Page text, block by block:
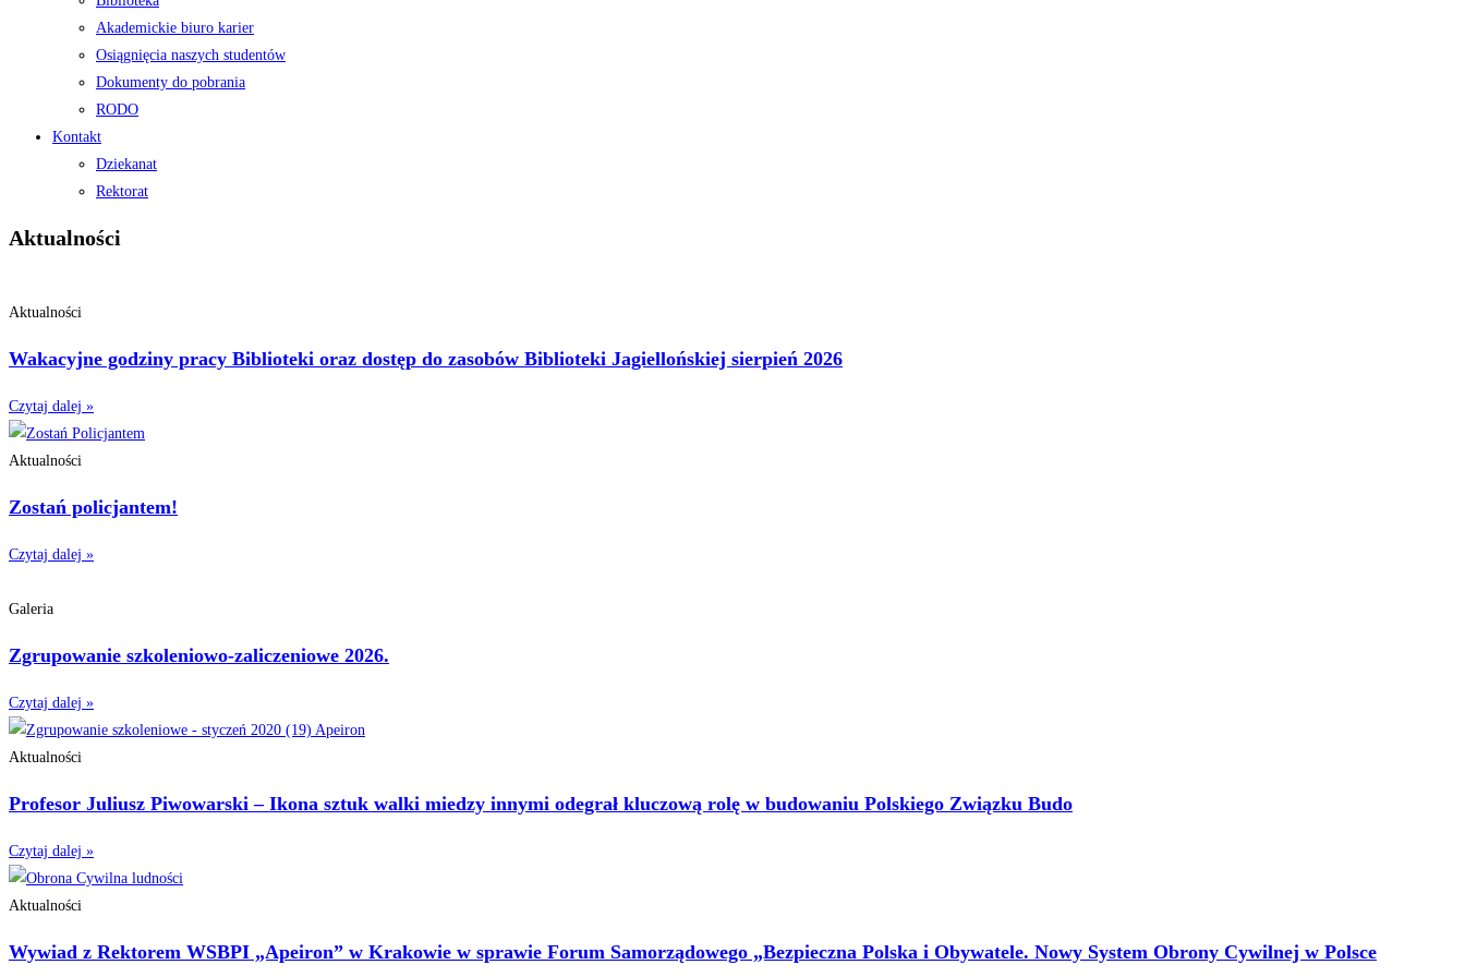
Akademickie biuro karier
Osiągnięcia naszych studentów
Dokumenty do pobrania
RODO
Kontakt
Dziekanat
Rektorat
Aktualności
Aktualności
Wakacyjne godziny pracy Biblioteki oraz dostęp do zasobów Biblioteki Jagiellońskiej sierpień 2026
Czytaj dalej »
Aktualności
Zostań policjantem!
Czytaj dalej »
Galeria
Zgrupowanie szkoleniowo-zaliczeniowe 2026.
Czytaj dalej »
Aktualności
Profesor Juliusz Piwowarski – Ikona sztuk walki miedzy innymi odegrał kluczową rolę w budowaniu Polskiego Związku Budo
Czytaj dalej »
Aktualności
Wywiad z Rektorem WSBPI „Apeiron” w Krakowie w sprawie Forum Samorządowego „Bezpieczna Polska i Obywatele. Nowy System Obrony Cywilnej w Polsce